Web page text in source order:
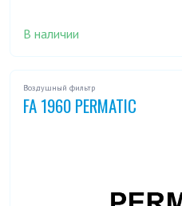
В наличии
Воздушный фильтр
FA 1960 PERMATIC